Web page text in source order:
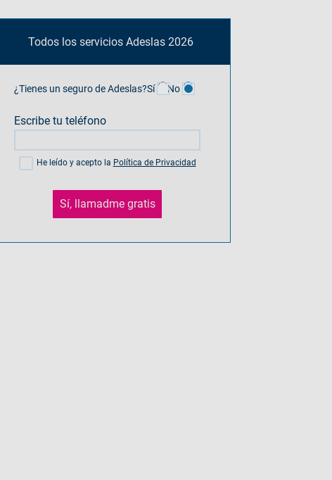
Todos los servicios Adeslas 2026
¿Tienes un seguro de Adeslas?Sí No
Escribe tu teléfono
He leído y acepto la Política de Privacidad
Sí, llamadme gratis